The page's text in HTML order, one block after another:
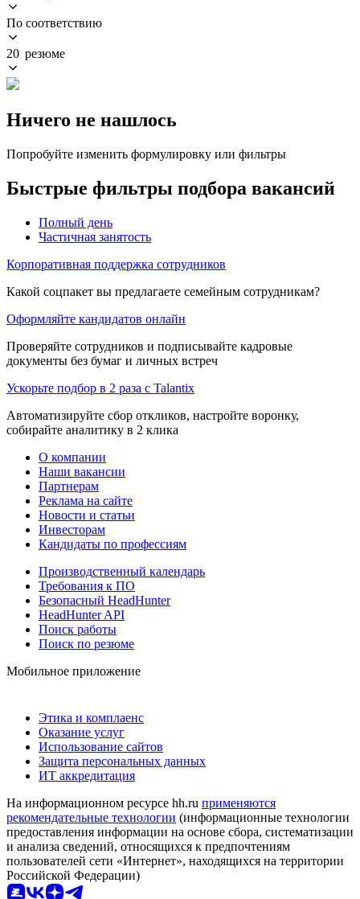
По соответствию
20 резюме
Ничего не нашлось
Попробуйте изменить формулировку или фильтры
Быстрые фильтры подбора вакансий
Полный день
Частичная занятость
Корпоративная поддержка сотрудников
Какой соцпакет вы предлагаете семейным сотрудникам?
Оформляйте кандидатов онлайн
Проверяйте сотрудников и подписывайте кадровые
документы без бумаг и личных встреч
Ускорьте подбор в 2 раза с Talantix
Автоматизируйте сбор откликов, настройте воронку,
собирайте аналитику в 2 клика
О компании
Наши вакансии
Партнерам
Реклама на сайте
Новости и статьи
Инвесторам
Кандидаты по профессиям
Производственный календарь
Требования к ПО
Безопасный HeadHunter
HeadHunter API
Поиск работы
Поиск по резюме
Мобильное приложение
Этика и комплаенс
Оказание услуг
Использование сайтов
Защита персональных данных
ИТ аккредитация
На информационном ресурсе hh.ru применяются
рекомендательные технологии (информационные технологии
предоставления информации на основе сбора, систематизации
и анализа сведений, относящихся к предпочтениям
пользователей сети «Интернет», находящихся на территории
Российской Федерации)